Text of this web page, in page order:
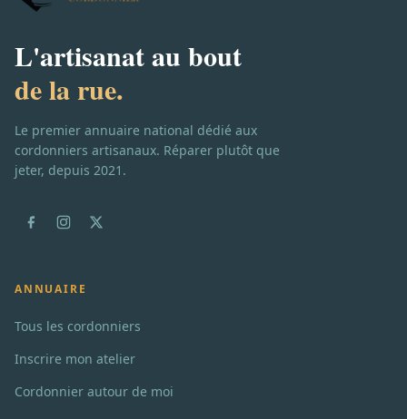
L'artisanat au bout
de la rue.
Le premier annuaire national dédié aux
cordonniers artisanaux. Réparer plutôt que
jeter, depuis 2021.
ANNUAIRE
Tous les cordonniers
Inscrire mon atelier
Cordonnier autour de moi